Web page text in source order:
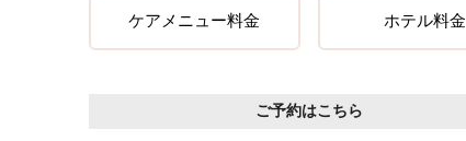
ケアメニュー料金 ホテル料金
ご予約はこちら